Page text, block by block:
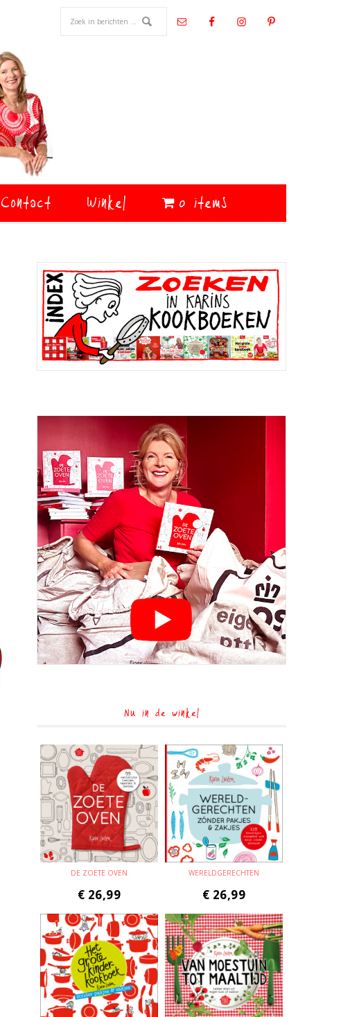
Contact Winkel 0 items
Primaire
Sidebar
Nu in de winkel
DE ZOETE OVEN
€ 26,99
WERELDGERECHTEN
€ 26,99